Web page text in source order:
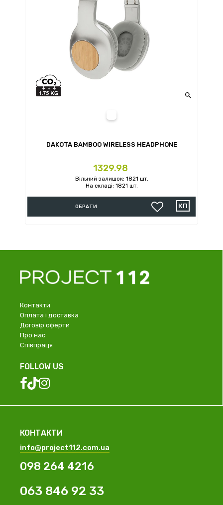

DAKOTA BAMBOO WIRELESS HEADPHONE
Ціна
1329.98
Вільний залишок: 1821 шт.
На складі: 1821 шт.
ОБРАТИ
Контакти
Оплата і доставка
Договір оферти
Про нас
Співпраця
FOLLOW US
КОНТАКТИ
info@project112.com.ua
098 264 4216
063 846 92 33